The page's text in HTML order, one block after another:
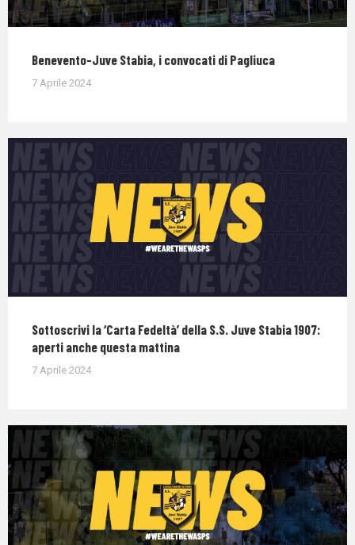
Benevento-Juve Stabia, i convocati di Pagliuca
7 Aprile 2024
Sottoscrivi la ‘Carta Fedeltà’ della S.S. Juve Stabia 1907:
aperti anche questa mattina
7 Aprile 2024